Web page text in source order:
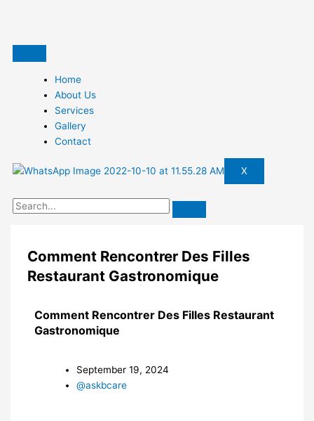
Home
About Us
Services
Gallery
Contact
X
Comment Rencontrer Des Filles
Restaurant Gastronomique
Comment Rencontrer Des Filles Restaurant
Gastronomique
September 19, 2024
@askbcare